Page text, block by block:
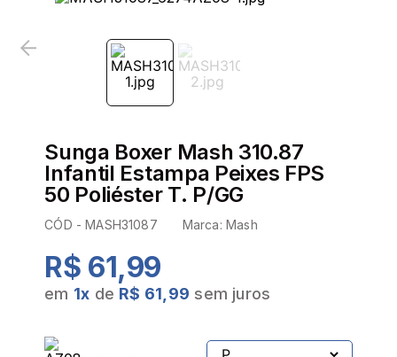
Sunga Boxer Mash 310.87
Infantil Estampa Peixes FPS
50 Poliéster T. P/GG
CÓD -MASH31087 Marca:Mash
R$ 61,99
em 1x de R$ 61,99 sem juros